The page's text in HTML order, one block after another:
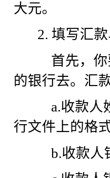
大元。
2. 填写汇款
首先，你要
的银行去。汇
a.收款人姓
行文件上的
b.收款人银